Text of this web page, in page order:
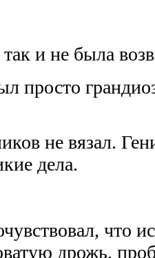
и не была
просто
не вязал.
дела.
что
дрожь,